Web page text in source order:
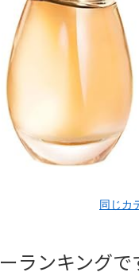
同じカ
ランキングで